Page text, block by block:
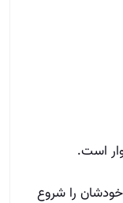
است.
خودشان را شروع